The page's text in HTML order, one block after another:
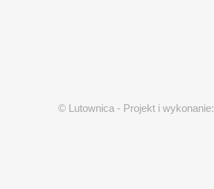
© Lutownica - Projekt i wykonanie: